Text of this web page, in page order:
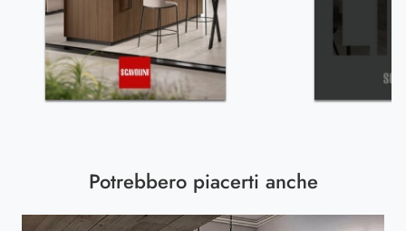
Potrebbero piacerti anche